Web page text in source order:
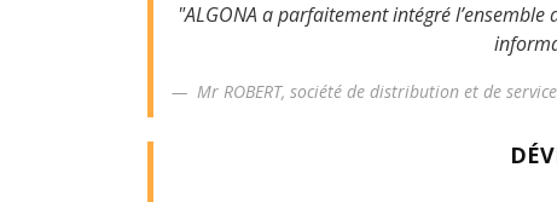
"ALGONA a parfaitement intégré
Mr ROBERT, société de distribution et de